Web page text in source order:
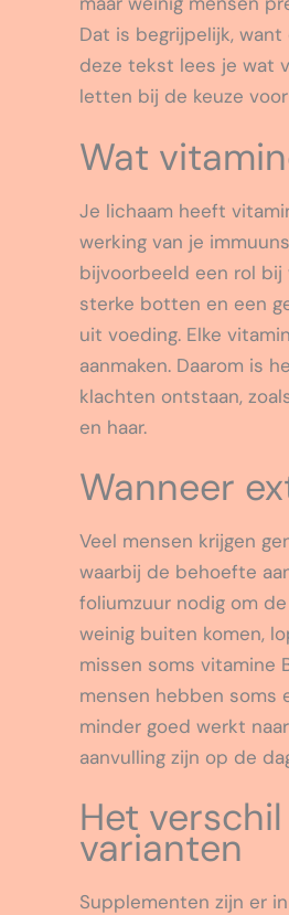
Dat is begrijpelijk,
deze tekst lees je wat
letten bij de keuze
Wat
Je lichaam heeft
werking van je
bijvoorbeeld een rol bij
sterke botten en een
uit voeding. Elke
aanmaken. Daarom is
klachten ontstaan,
en haar.
Wanneer
Veel mensen krijgen
waarbij de behoefte
foliumzuur nodig om
weinig buiten komen,
missen soms vitamine
mensen hebben soms
minder goed werkt
aanvulling zijn op de
Het
varianten
Supplementen zijn er